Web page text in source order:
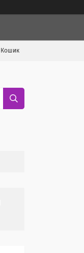
Кошик